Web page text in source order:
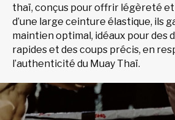
thaï, conçus pour offrir légèreté
d’une large ceinture élastique, ils
maintien optimal, idéaux pour des
rapides et des coups précis, en
l’authenticité du Muay Thaï.